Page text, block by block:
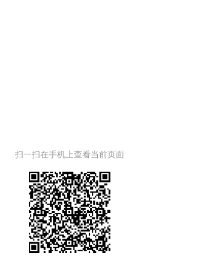
扫一扫在手机上查看当前页面